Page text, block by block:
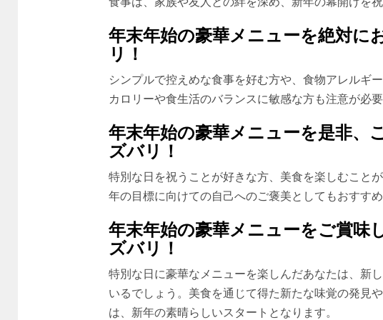
年末年始の豪華メニューを絶対に
リ！
シンプルで控えめな食事を好む方や、食物アレルギ
カロリーや食生活のバランスに敏感な方も注意が必要
年末年始の豪華メニューを是非、
ズバリ！
特別な日を祝うことが好きな方、美食を楽しむこと
年の目標に向けての自己へのご褒美としてもおすすめ
年末年始の豪華メニューをご賞味
ズバリ！
特別な日に豪華なメニューを楽しんだあなたは、新
いるでしょう。美食を通じて得た新たな味覚の発見
は、新年の素晴らしいスタートとなります。